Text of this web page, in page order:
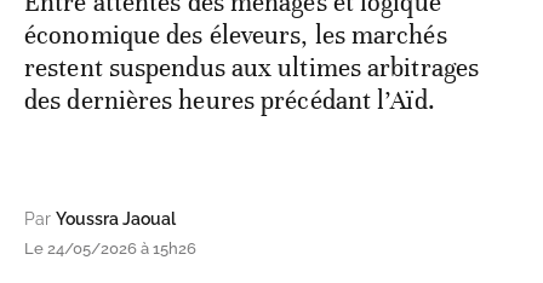
économique des éleveurs, les marchés
restent suspendus aux ultimes arbitrages
des dernières heures précédant l’Aïd.
Par Youssra Jaoual
Le 24/05/2026 à 15h26